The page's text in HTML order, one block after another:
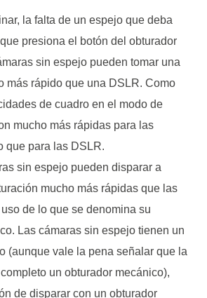
la falta de un espejo que deba
presiona el botón del obturador
sin espejo pueden tomar una
más rápido que una DSLR. Como
de cuadro en el modo de
mucho más rápidas para las
que para las DSLR.
sin espejo pueden disparar a
mucho más rápidas que las
de lo que se denomina su
Las cámaras sin espejo tienen un
(aunque vale la pena señalar que la
un obturador mecánico),
de disparar con un obturador